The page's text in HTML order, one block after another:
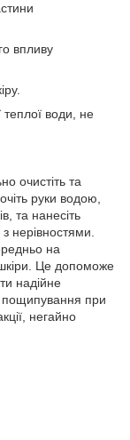
впливу
води, не
очистіть та
руки водою,
та нанесіть
нерівностями.
на
шкіри. Це допоможе
надійне
пощипування при
негайно